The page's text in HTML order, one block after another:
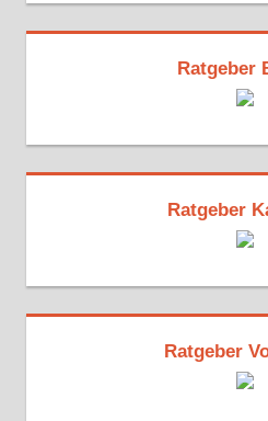
Ratgeber
Ratgeber
Ratgeber